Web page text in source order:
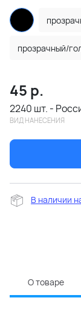
прозрачный/
45 р.
2240 шт. -
ВИД НАНЕСЕНИЯ
В наличии
О товаре